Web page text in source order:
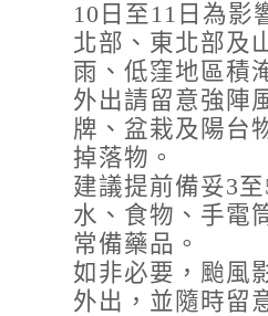
10日至11日為影
北部、東北部及
雨、低窪地區積
外出請留意強陣
牌、盆栽及陽台
掉落物。
建議提前備妥3
水、食物、手電
常備藥品。
如非必要，颱風
外出，並隨時留